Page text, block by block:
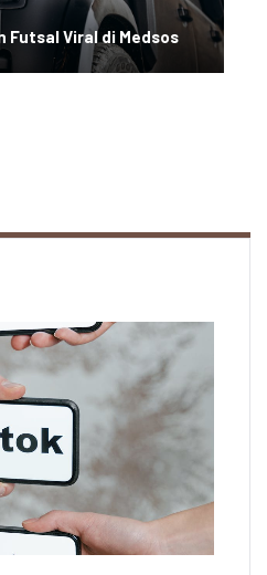
Futsal Viral di Medsos